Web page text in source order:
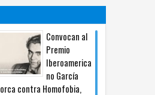
propuesta
2026 0
Convocan al
Premio
Iberoamerica
no García
contra Homofobia,